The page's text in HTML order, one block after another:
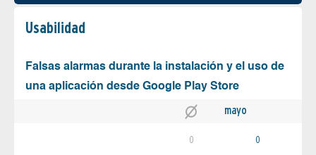
Usabilidad
Falsas alarmas durante la instalación y el uso de
una aplicación desde Google Play Store
mayo
0 0